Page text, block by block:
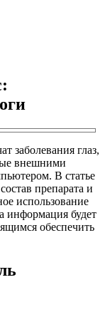
заболевания глаз,
внешними
В статье
препарата и
использование
информация будет
обеспечить